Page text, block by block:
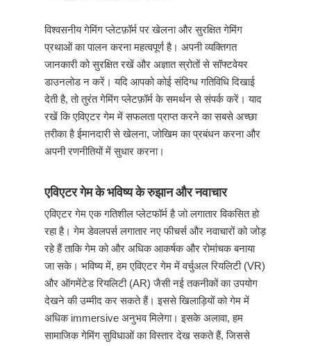
विश्वसनीय गेमिंग प्लेटफ़ॉर्म पर खेलना और सुरक्षित गेमिंग
प्रथाओं का पालन करना महत्वपूर्ण है। अपनी व्यक्तिगत
जानकारी को सुरक्षित रखें और अज्ञात स्रोतों से सॉफ्टवेयर
डाउनलोड न करें। यदि आपको कोई संदिग्ध गतिविधि दिखाई
देती है, तो तुरंत गेमिंग प्लेटफ़ॉर्म के समर्थन से संपर्क करें। याद
रखें कि एविएटर गेम में सफलता प्राप्त करने का सबसे अच्छा
तरीका है ईमानदारी से खेलना, जोखिम का प्रबंधन करना और
अपनी रणनीतियों में सुधार करना।
एविएटर गेम के भविष्य के रुझान और नवाचार
एविएटर गेम एक गतिशील प्लेटफॉर्म है जो लगातार विकसित हो
रहा है। गेम डेवलपर्स लगातार नए फीचर्स और नवाचारों को जोड़
रहे हैं ताकि गेम को और अधिक आकर्षक और रोमांचक बनाया
जा सके। भविष्य में, हम एविएटर गेम में वर्चुअल रियलिटी (VR)
और ऑगमेंटेड रियलिटी (AR) जैसी नई तकनीकों का उपयोग
देखने की उम्मीद कर सकते हैं। इससे खिलाड़ियों को गेम में
अधिक immersive अनुभव मिलेगा। इसके अलावा, हम
सामाजिक गेमिंग सुविधाओं का विस्तार देख सकते हैं, जिससे